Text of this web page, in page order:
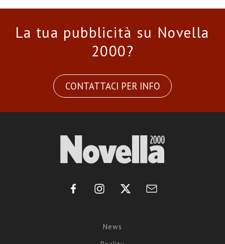
La tua pubblicità su Novella
2000?
CONTATTACI PER INFO
News